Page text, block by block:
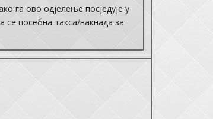
га ово одјелење посједује у
се посебна такса/накнада за